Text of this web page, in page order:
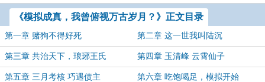
《模拟成真，我曾俯视万古岁月？》正文目录
第一章 赌狗不得好死 第二章 这一世我叫陆沉
第三章 共治天下，琅琊王氏 第四章 玉清峰 云霄仙子
第五章 三月考核 巧遇债主 第六章 吃饱喝足，模拟开始